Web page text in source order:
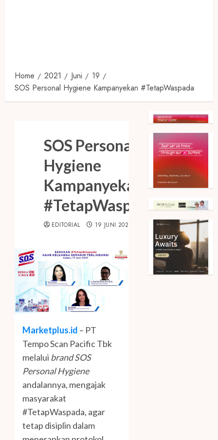
Home 2021 Juni
19
SOS Personal Hygiene Kampanyekan #TetapWaspada
SOS Personal
Hygiene
Kampanyekan
#TetapWaspada
EDITORIAL 19 JUNI 2021
Marketplus.id – PT
Tempo Scan Pacific Tbk
melalui brand SOS
Personal Hygiene
andalannya, mengajak
masyarakat
#TetapWaspada, agar
tetap disiplin dalam